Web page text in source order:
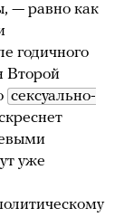
— равно как
годичного
Второй
сексуально-
уже